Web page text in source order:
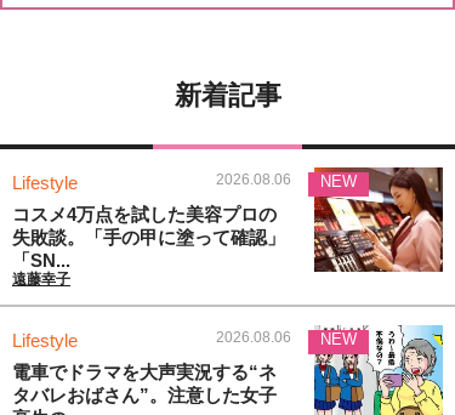
新着記事
Lifestyle 2026.08.06
コスメ4万点を試した美容プロの
失敗談。「手の甲に塗って確認」
「SN...
遠藤幸子
NEW
Lifestyle 2026.08.06
電車でドラマを大声実況する“ネ
タバレおばさん”。注意した女子
NEW